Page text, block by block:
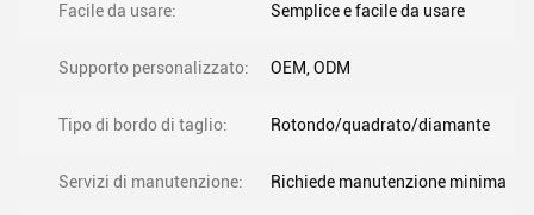
Facile da usare: Semplice e facile da usare
Supporto personalizzato: OEM, ODM
Tipo di bordo di taglio: Rotondo/quadrato/diamante
Servizi di manutenzione: Richiede manutenzione minima